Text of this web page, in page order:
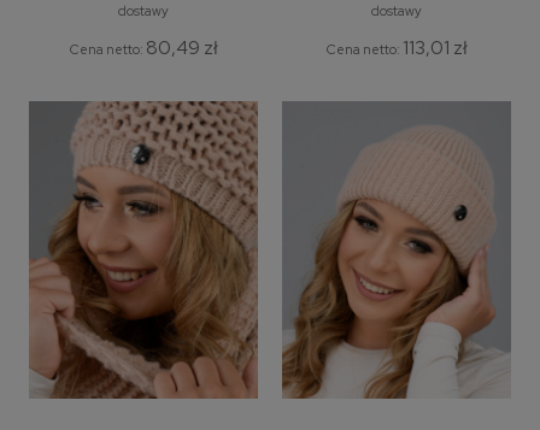
dostawy
Cena netto: 80,49 zł
dostawy
Cena netto: 113,01 zł